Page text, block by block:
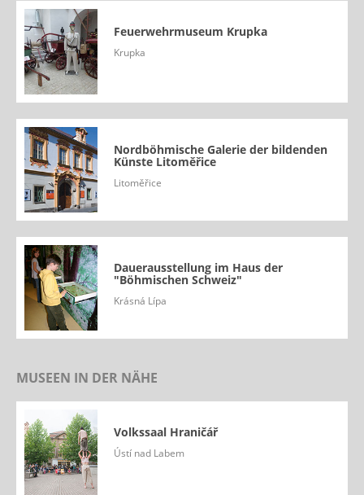
Feuerwehrmuseum Krupka
Krupka
Nordböhmische Galerie der bildenden
Künste Litoměřice
Litoměřice
Dauerausstellung im Haus der
"Böhmischen Schweiz"
Krásná Lípa
MUSEEN IN DER NÄHE
Volkssaal Hraničář
Ústí nad Labem